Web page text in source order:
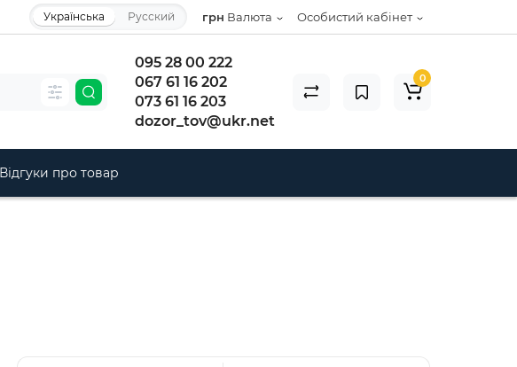
Особистий кабінет
грн Валюта
Українська Русский
095 28 00 222
067 61 16 202
073 61 16 203
dozor_tov@ukr.net
0
Відгуки про товар